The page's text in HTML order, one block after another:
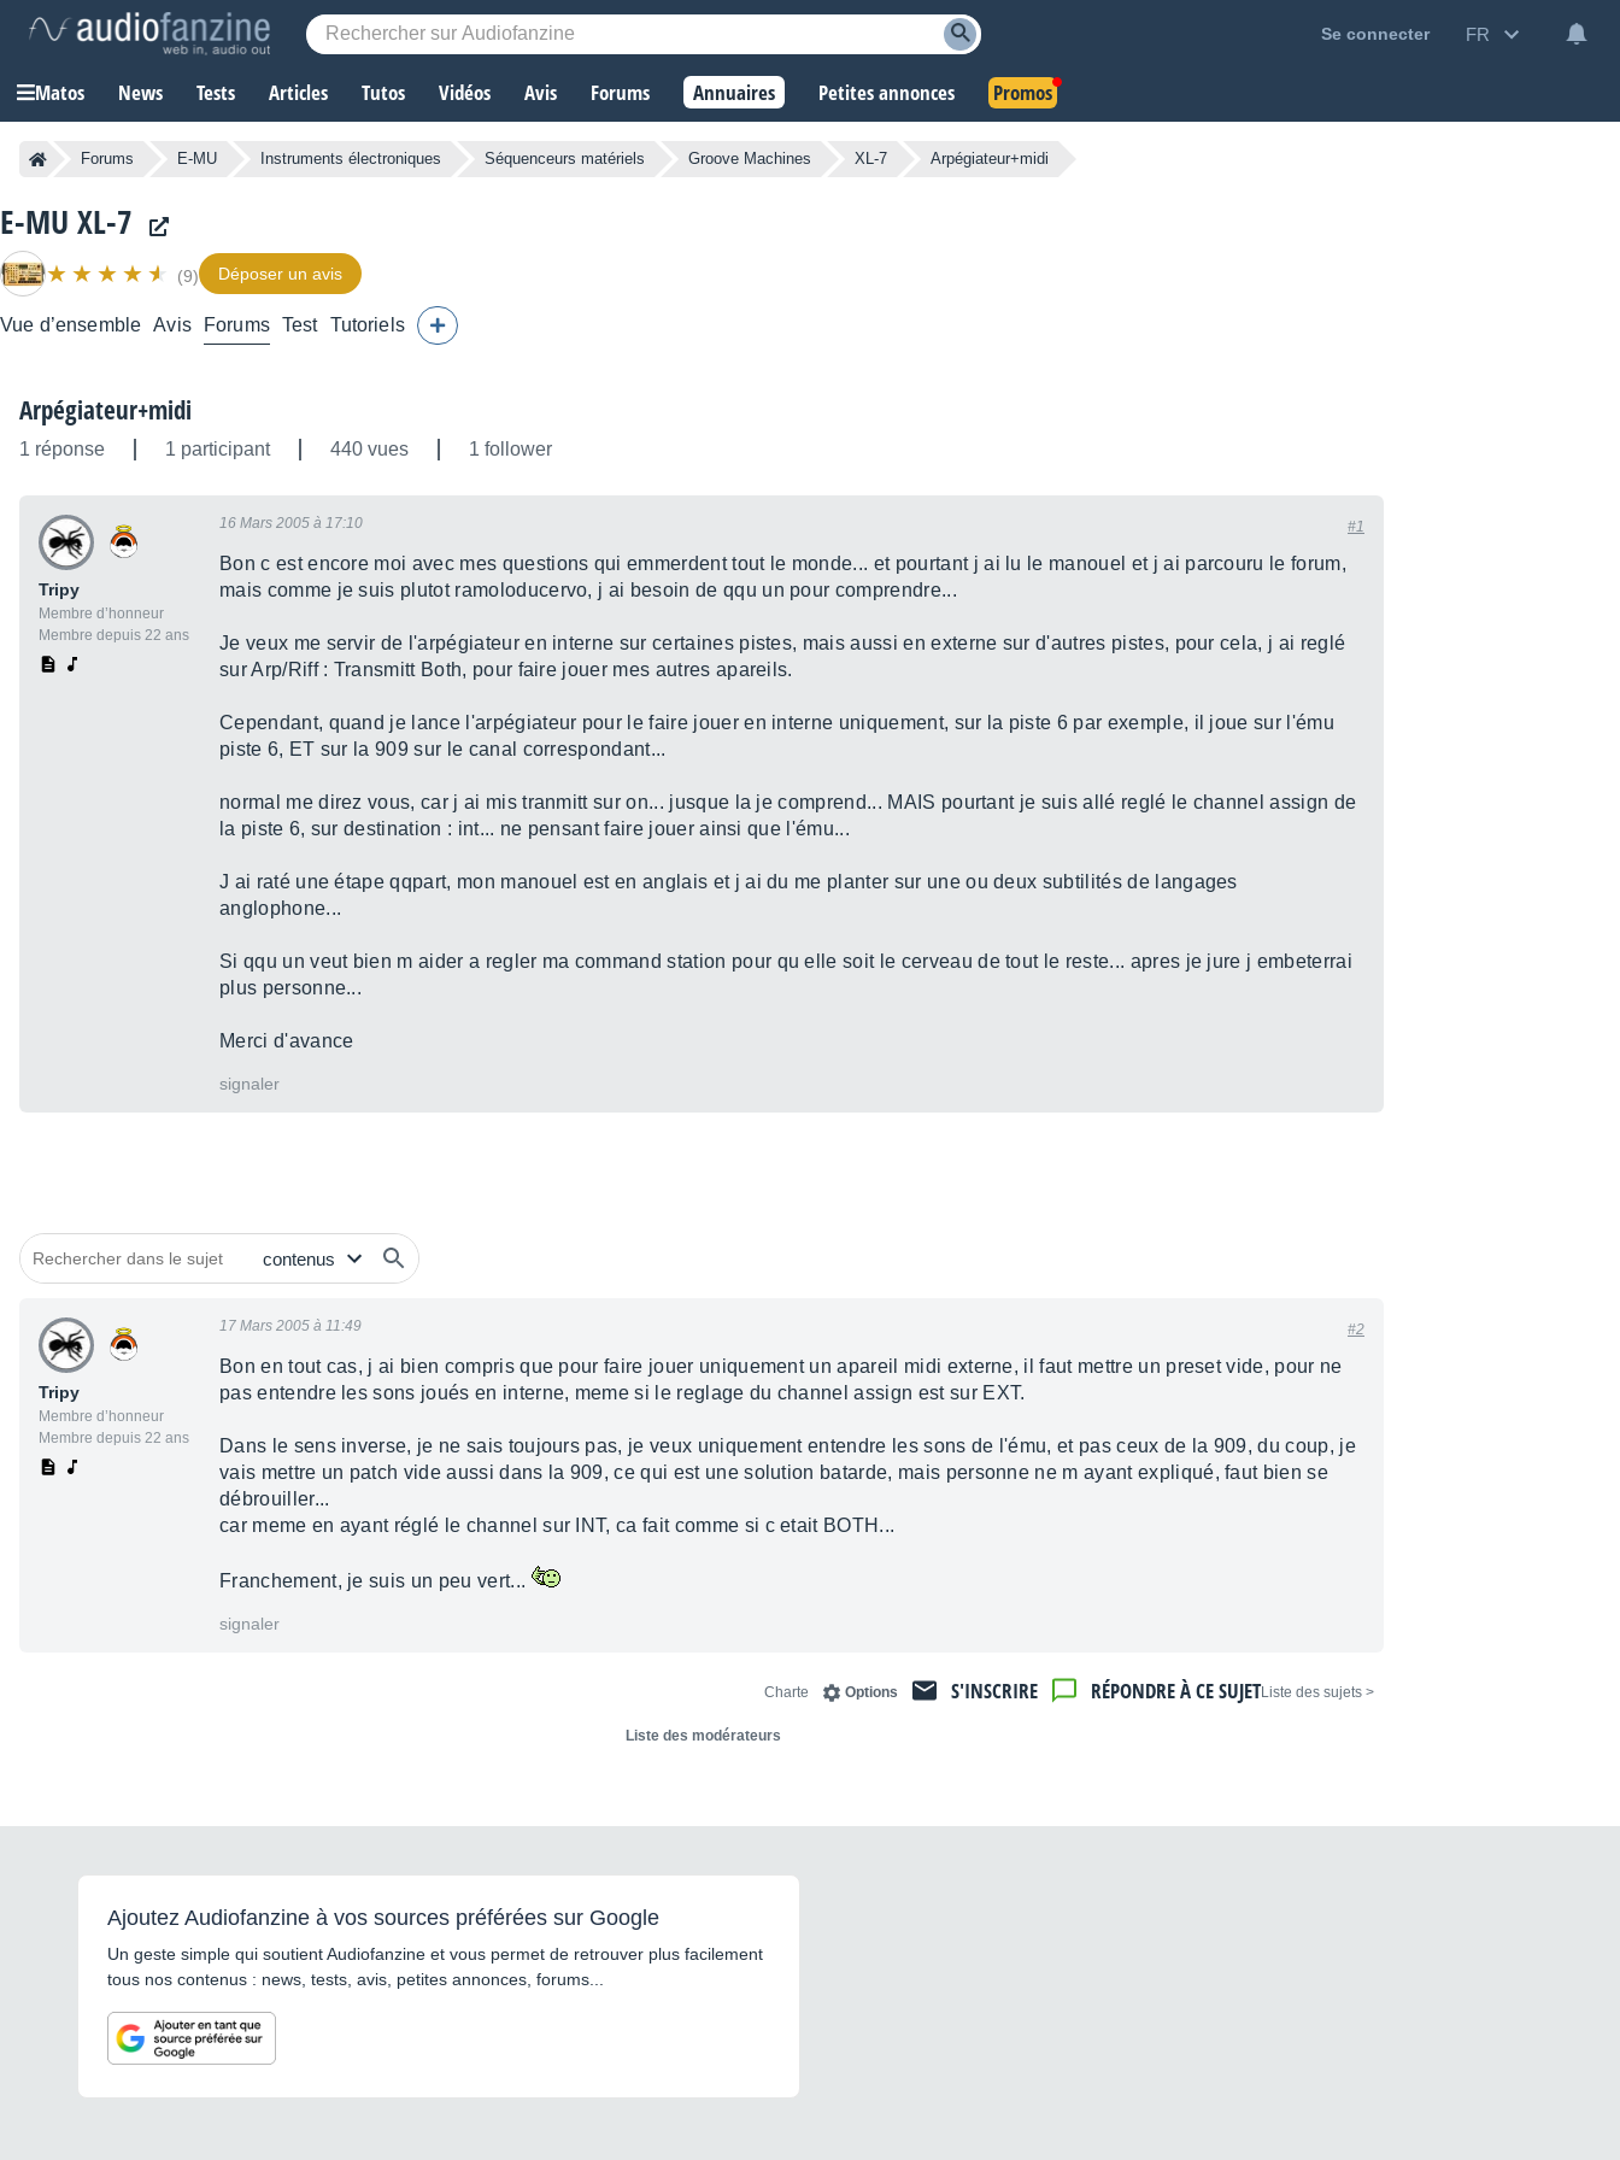
Se connecter FR
Matos News Tests Articles Tutos Vidéos Avis Forums Annuaires Petites annonces Promos
Forums E-MU Instruments électroniques Séquenceurs matériels Groove Machines XL-7 Arpégiateur+midi
E-MU XL-7
(9) Déposer un avis
Vue d’ensemble Avis Forums Test Tutoriels
Arpégiateur+midi
1 réponse 1 participant 440 vues 1 follower
Tripy
Membre d’honneur
Membre depuis 22 ans
16 Mars 2005 à 17:10 #1
Bon c est encore moi avec mes questions qui emmerdent tout le monde... et pourtant j ai lu le manouel et j ai parcouru le forum,
mais comme je suis plutot ramoloducervo, j ai besoin de qqu un pour comprendre...
Je veux me servir de l'arpégiateur en interne sur certaines pistes, mais aussi en externe sur d'autres pistes, pour cela, j ai reglé
sur Arp/Riff : Transmitt Both, pour faire jouer mes autres apareils.
Cependant, quand je lance l'arpégiateur pour le faire jouer en interne uniquement, sur la piste 6 par exemple, il joue sur l'ému
piste 6, ET sur la 909 sur le canal correspondant...
normal me direz vous, car j ai mis tranmitt sur on... jusque la je comprend... MAIS pourtant je suis allé reglé le channel assign de
la piste 6, sur destination : int... ne pensant faire jouer ainsi que l'ému...
J ai raté une étape qqpart, mon manouel est en anglais et j ai du me planter sur une ou deux subtilités de langages
anglophone...
Si qqu un veut bien m aider a regler ma command station pour qu elle soit le cerveau de tout le reste... apres je jure j embeterrai
plus personne...
Merci d'avance
signaler
Tripy
Membre d’honneur
Membre depuis 22 ans
17 Mars 2005 à 11:49 #2
Bon en tout cas, j ai bien compris que pour faire jouer uniquement un apareil midi externe, il faut mettre un preset vide, pour ne
pas entendre les sons joués en interne, meme si le reglage du channel assign est sur EXT.
Dans le sens inverse, je ne sais toujours pas, je veux uniquement entendre les sons de l'ému, et pas ceux de la 909, du coup, je
vais mettre un patch vide aussi dans la 909, ce qui est une solution batarde, mais personne ne m ayant expliqué, faut bien se
débrouiller...
car meme en ayant réglé le channel sur INT, ca fait comme si c etait BOTH...
Franchement, je suis un peu vert...
signaler
< Liste des sujets
RÉPONDRE À CE SUJET
S'INSCRIRE
Options
Charte
Liste des modérateurs
Ajoutez Audiofanzine à vos sources préférées sur Google
Un geste simple qui soutient Audiofanzine et vous permet de retrouver plus facilement
tous nos contenus : news, tests, avis, petites annonces, forums...